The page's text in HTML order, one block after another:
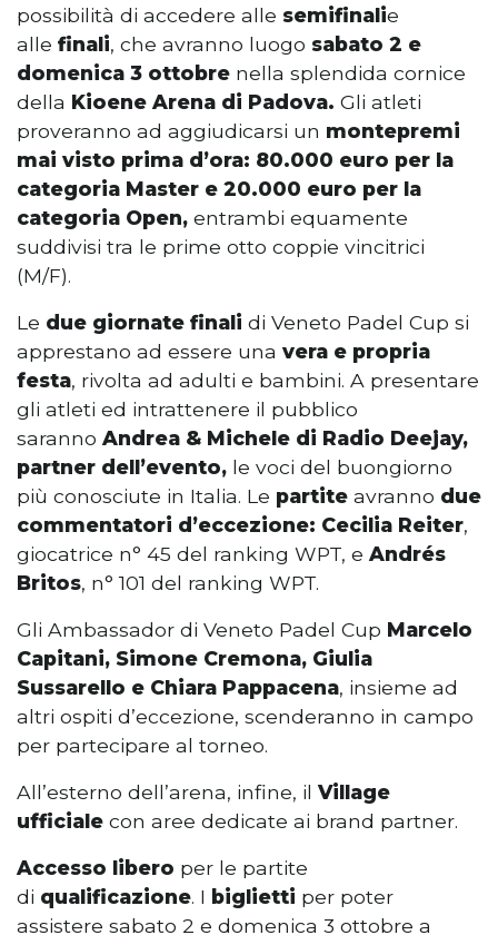
possibilità di accedere alle semifinalie
alle finali, che avranno luogo sabato 2 e
domenica 3 ottobre nella splendida cornice
della Kioene Arena di Padova. Gli atleti
proveranno ad aggiudicarsi un montepremi
mai visto prima d’ora: 80.000 euro per la
categoria Master e 20.000 euro per la
categoria Open, entrambi equamente
suddivisi tra le prime otto coppie vincitrici
(M/F).
Le due giornate finali di Veneto Padel Cup si
apprestano ad essere una vera e propria
festa, rivolta ad adulti e bambini. A presentare
gli atleti ed intrattenere il pubblico
saranno Andrea & Michele di Radio Deejay,
partner dell’evento, le voci del buongiorno
più conosciute in Italia. Le partite avranno due
commentatori d’eccezione: Cecilia Reiter,
giocatrice n° 45 del ranking WPT, e Andrés
Britos, n° 101 del ranking WPT.
Gli Ambassador di Veneto Padel Cup Marcelo
Capitani, Simone Cremona, Giulia
Sussarello e Chiara Pappacena, insieme ad
altri ospiti d’eccezione, scenderanno in campo
per partecipare al torneo.
All’esterno dell’arena, infine, il Village
ufficiale con aree dedicate ai brand partner.
Accesso libero per le partite
di qualificazione. I biglietti per poter
assistere sabato 2 e domenica 3 ottobre a